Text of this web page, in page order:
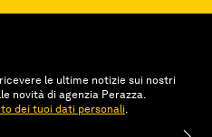
le ultime notizie sui nostri
novità di agenzia Perazza.
dei tuoi dati personali